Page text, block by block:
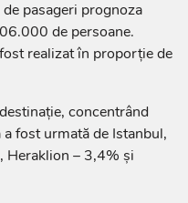
pasageri prognoza
de persoane.
realizat în proporție de
concentrând
fost urmată de Istanbul,
Heraklion – 3,4% și